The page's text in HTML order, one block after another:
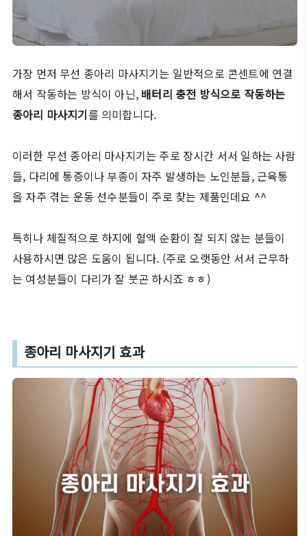
가장 먼저 무선 종아리 마사지기는 일반적으로 콘센트에 연결
해서 작동하는 방식이 아닌, 배터리 충전 방식으로 작동하는
종아리 마사지기를 의미합니다.
이러한 무선 종아리 마사지기는 주로 장시간 서서 일하는 사람
들, 다리에 통증이나 부종이 자주 발생하는 노인분들, 근육통
을 자주 겪는 운동 선수분들이 주로 찾는 제품인데요 ^^
특히나 체질적으로 하지에 혈액 순환이 잘 되지 않는 분들이
사용하시면 많은 도움이 됩니다. (주로 오랫동안 서서 근무하
는 여성분들이 다리가 잘 붓곤 하시죠 ㅎㅎ)
종아리 마사지기 효과